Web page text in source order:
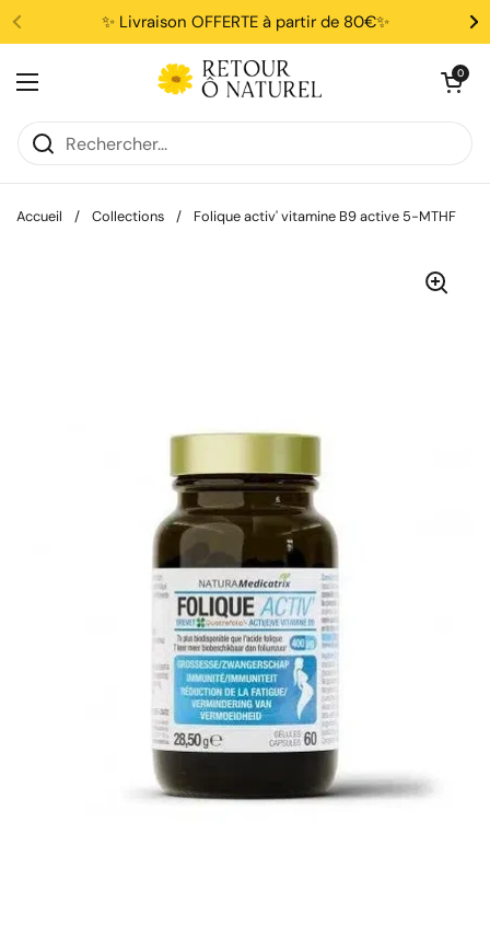
Passer au contenu✨ Livraison OFFERTE à partir de 80€✨
Ouvrir le menu
Ouvrir le
0
Accueil / Collections / Folique activ' vitamine B9 active 5-MTHF